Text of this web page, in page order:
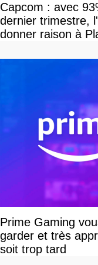
Capcom : avec
dernier trimestre,
donner raison à
Prime Gaming
garder et très
soit trop tard